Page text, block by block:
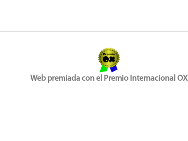
Web premiada con el Premio Internacional OX